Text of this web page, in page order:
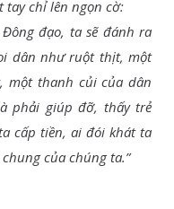
tay chỉ lên ngọn cờ:
đạo, ta sẽ đánh ra
dân như ruột thịt, một
một thanh củi của dân
phải giúp đỡ, thấy trẻ
cấp tiền, ai đói khát ta
của chúng ta.”